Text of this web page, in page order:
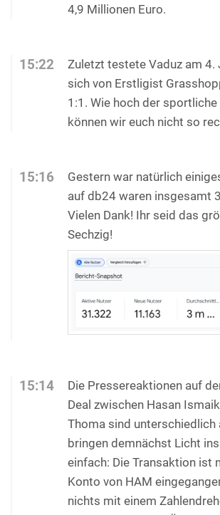
4,9 Millionen Euro.
15:22
Zuletzt testete Vaduz am 4.
sich von Erstligist
1:1. Wie hoch der
können wir euch nicht so
15:16
Gestern war natürlich
auf db24 waren insgesamt
Vielen Dank! Ihr seid das
Sechzig!
15:14
Die Pressereaktionen auf
Deal zwischen Hasan
Thoma sind unterschiedlich
bringen demnächst Licht
einfach: Die Transaktion ist
Konto von HAM
nichts mit einem